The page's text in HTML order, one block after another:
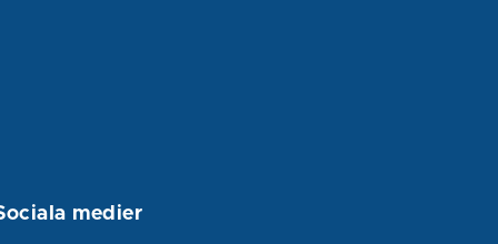
medier